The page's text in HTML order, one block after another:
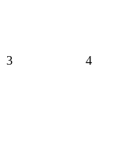
3 4